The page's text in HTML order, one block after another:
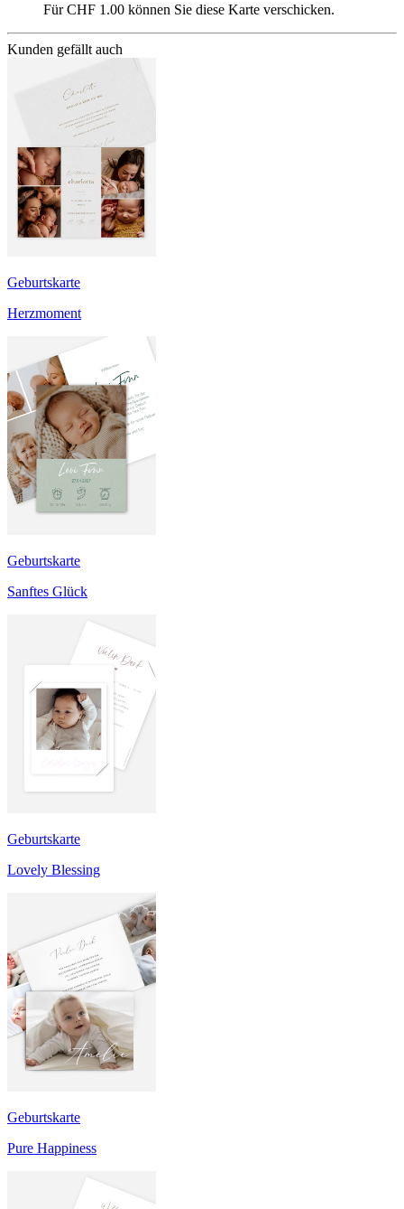
Für CHF 1.00 können Sie diese Karte verschicken.
Kunden gefällt auch
Geburtskarte
Herzmoment
Geburtskarte
Sanftes Glück
Geburtskarte
Lovely Blessing
Geburtskarte
Pure Happiness